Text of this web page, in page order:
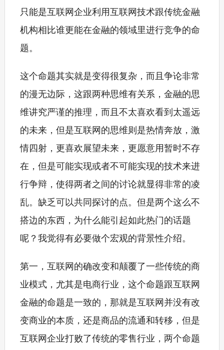
只能是互联网企业利用互联网技术跟传统金融
机构相比谁更能在金融的领域里进行竞争的命
题。
这个命题其实就是变得很复杂，而且争论非常
的漫无边际，这跟两种思维有关系，金融的思
维讲究严谨的推理，而且不太喜欢看到太遥远
的未来，但是互联网的思维则是热情奔放，激
情四射，更喜欢展望未来，更愿意用暂时不存
在，但是可能实现或者不可能实现的技术来进
行争辩，使得两者之间的讨论就显得非常的凌
乱。缺乏可以共同探讨的点。但是两个这么不
搭边的东西，为什么能引起如此热门的话题
呢？我觉得有必要做个宏观的背景性介绍。
第一，互联网的确改变和颠覆了一些传统的商
业模式，尤其是电商行业，这个命题跟互联网
金融的命题是一致的，那就是互联网并没有改
变商业的本质，还是商品的流通和转移，但是
互联网企业打败了传统的零售行业，两个命题